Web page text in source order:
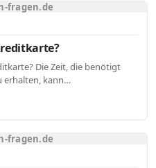
fragen.de
Die Zeit, die benötigt
erhalten, kann…
fragen.de